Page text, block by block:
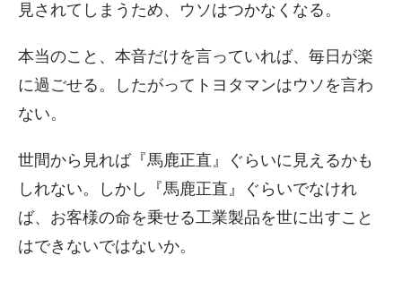
見されてしまうため、ウソはつかなくなる。
本当のこと、本音だけを言っていれば、毎日が楽
に過ごせる。したがってトヨタマンはウソを言わ
ない。
世間から見れば『馬鹿正直』ぐらいに見えるかも
しれない。しかし『馬鹿正直』ぐらいでなけれ
ば、お客様の命を乗せる工業製品を世に出すこと
はできないではないか。